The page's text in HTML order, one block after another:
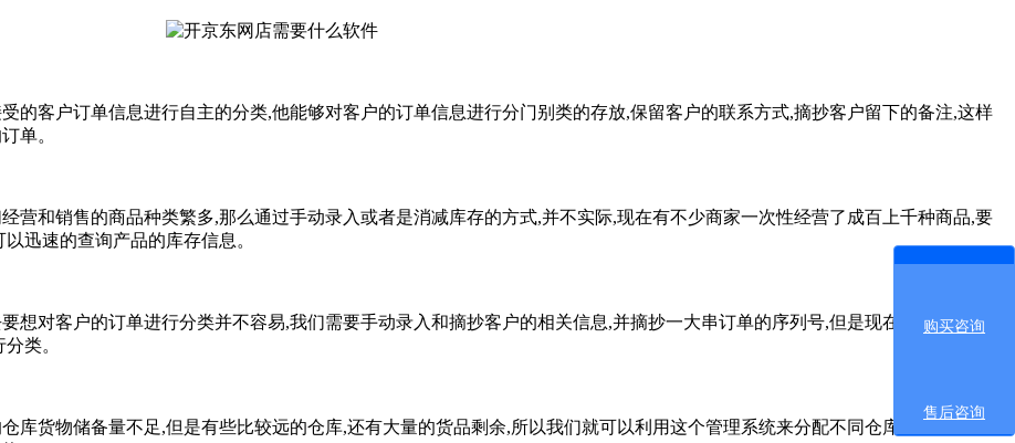
客户订单信息进行自主的分类,他能够对客户的订单信息进行分门别类的存放,保留客户的联系方式,摘抄客户留下的备注,这样
单。
和销售的商品种类繁多,那么通过手动录入或者是消减库存的方式,并不实际,现在有不少商家一次性经营了成百上千种商品,要
迅速的查询产品的库存信息。
对客户的订单进行分类并不容易,我们需要手动录入和摘抄客户的相关信息,并摘抄一大串订单的序列号,但是现在有了这种管理
类。
货物储备量不足,但是有些比较远的仓库,还有大量的货品剩余,所以我们就可以利用这个管理系统来分配不同仓库的货物,应该
购买咨询
售后咨询